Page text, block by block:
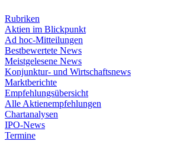
Rubriken
Aktien im Blickpunkt
Ad hoc-Mitteilungen
Bestbewertete News
Meistgelesene News
Konjunktur- und Wirtschaftsnews
Marktberichte
Empfehlungsübersicht
Alle Aktienempfehlungen
Chartanalysen
IPO-News
Termine